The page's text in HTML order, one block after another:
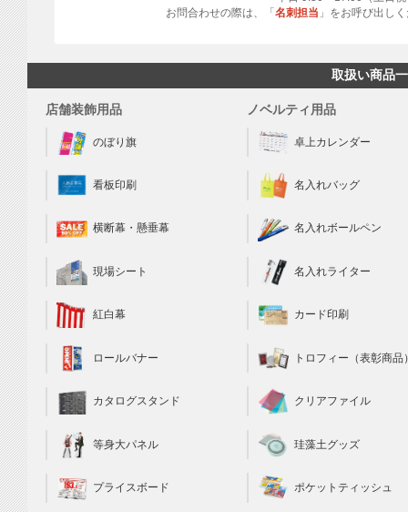
お問合わせの際は、「名刺担当 」をお呼び出し
取扱い商品
店舗装飾用品
のぼり旗
看板印刷
横断幕・懸垂幕
現場シート
紅白幕
ロールバナー
カタログスタンド
等身大パネル
プライスボード
ノベルティ用品
卓上カレンダー
名入れバッグ
名入れボールペン
名入れライター
カード印刷
トロフィー（表彰商品
クリアファイル
珪藻土グッズ
ポケットティッシュ